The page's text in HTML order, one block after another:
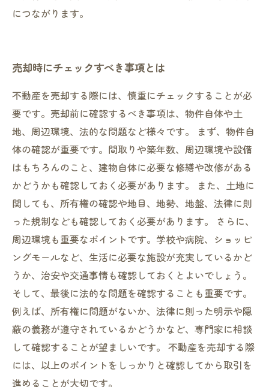
につながります。
売却時にチェックすべき事項とは
不動産を売却する際には、慎重にチェックすることが必
要です。売却前に確認するべき事項は、物件自体や土
地、周辺環境、法的な問題など様々です。 まず、物件自
体の確認が重要です。間取りや築年数、周辺環境や設備
はもちろんのこと、建物自体に必要な修繕や改修がある
かどうかも確認しておく必要があります。 また、土地に
関しても、所有権の確認や地目、地勢、地盤、法律に則
った規制なども確認しておく必要があります。 さらに、
周辺環境も重要なポイントです。学校や病院、ショッピ
ングモールなど、生活に必要な施設が充実しているかど
うか、治安や交通事情も確認しておくとよいでしょう。
そして、最後に法的な問題を確認することも重要です。
例えば、所有権に問題がないか、法律に則った明示や隠
蔽の義務が遵守されているかどうかなど、専門家に相談
して確認することが望ましいです。 不動産を売却する際
には、以上のポイントをしっかりと確認してから取引を
進めることが大切です。